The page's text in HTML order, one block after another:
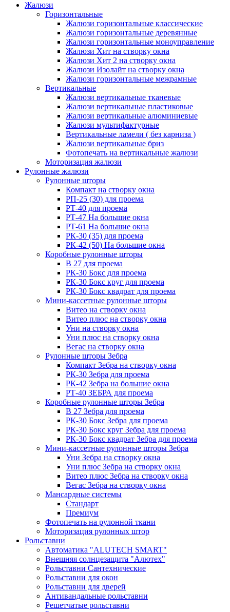
Жалюзи
Горизонтальные
Жалюзи горизонтальные классические
Жалюзи горизонтальные деревянные
Жалюзи горизонтальные моноуправление
Жалюзи Хит на створку окна
Жалюзи Хит 2 на створку окна
Жалюзи Изолайт на створку окна
Жалюзи горизонтальные межрамные
Вертикальные
Жалюзи вертикальные тканевые
Жалюзи вертикальные пластиковые
Жалюзи вертикальные алюминиевые
Жалюзи мультифактурные
Вертикальные ламели ( без карниза )
Жалюзи вертикальные бриз
Фотопечать на вертикальные жалюзи
Моторизация жалюзи
Рулонные жалюзи
Рулонные шторы
Компакт на створку окна
РП-25 (30) для проема
РТ-40 для проема
РТ-47 На большие окна
РТ-61 На большие окна
РК-30 (35) для проема
РК-42 (50) На большие окна
Коробные рулонные шторы
B 27 для проема
РК-30 Бокс для проема
РК-30 Бокс круг для проема
РК-30 Бокс квадрат для проема
Мини-кассетные рулонные шторы
Витео на створку окна
Витео плюс на створку окна
Уни на створку окна
Уни плюс на створку окна
Вегас на створку окна
Рулонные шторы Зебра
Компакт Зебра на створку окна
РК-30 Зебра для проема
РК-42 Зебра на большие окна
РТ-40 ЗЕБРА для проема
Коробные рулонные шторы Зебра
B 27 Зебра для проема
РК-30 Бокс Зебра для проема
РК-30 Бокс круг Зебра для проема
РК-30 Бокс квадрат Зебра для проема
Мини-кассетные рулонные шторы Зебра
Уни Зебра на створку окна
Уни плюс Зебра на створку окна
Витео плюс Зебра на створку окна
Вегас Зебра на створку окна
Мансардные системы
Стандарт
Премиум
Фотопечать на рулонной ткани
Моторизация рулонных штор
Рольставни
Автоматика "ALUTECH SMART"
Внешняя солнцезащита "Алютех"
Рольставни Сантехнические
Рольставни для окон
Рольставни для дверей
Антивандальные рольставни
Решетчатые рольставни